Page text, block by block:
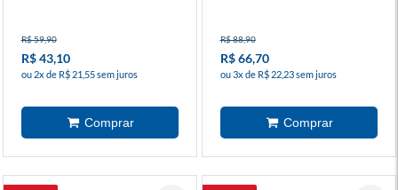
R$ 59,90
R$ 43,10
ou 2x de R$ 21,55 sem juros
R$ 88,90
R$ 66,70
ou 3x de R$ 22,23 sem juros